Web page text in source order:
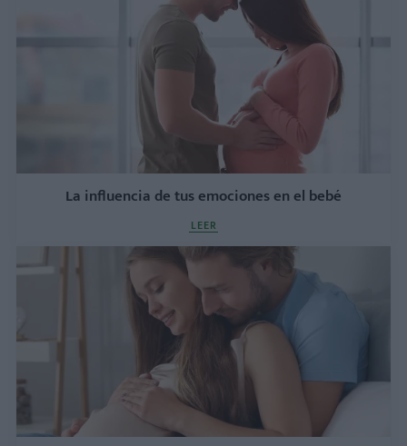
La influencia de tus emociones en el bebé
LEER